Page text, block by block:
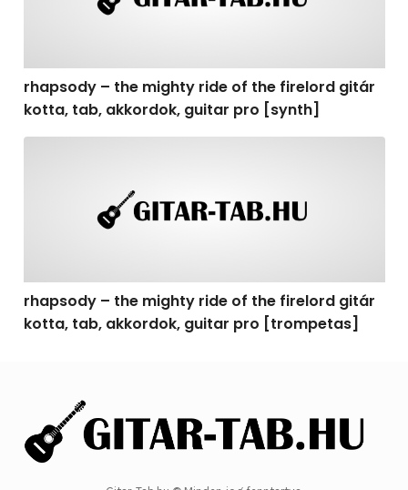
rhapsody – the mighty ride of the firelord gitár
kotta, tab, akkordok, guitar pro [synth]
rhapsody – the mighty ride of the firelord gitár
kotta, tab, akkordok, guitar pro [trompetas]